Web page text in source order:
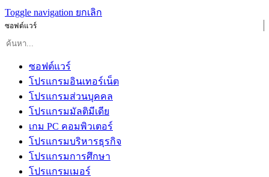
Toggle navigation ยกเลิก
ซอฟต์แวร์
ซอฟต์แวร์
โปรแกรมอินเทอร์เน็ต
โปรแกรมส่วนบุคคล
โปรแกรมมัลติมีเดีย
เกม PC คอมพิวเตอร์
โปรแกรมบริหารธุรกิจ
โปรแกรมการศึกษา
โปรแกรมเมอร์